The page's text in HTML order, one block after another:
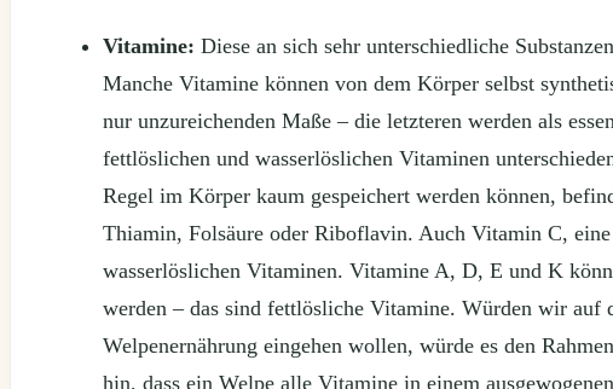
Vitamine: Diese an sich sehr unterschiedliche
Manche Vitamine können von dem Körper selbst
nur unzureichenden Maße – die letzteren werden als
fettlöslichen und wasserlöslichen Vitaminen
Regel im Körper kaum gespeichert werden können,
Thiamin, Folsäure oder Riboflavin. Auch Vitamin C,
wasserlöslichen Vitaminen. Vitamine A, D, E und K
werden – das sind fettlösliche Vitamine. Würden wir
Welpenernährung eingehen wollen, würde es den
hin, dass ein Welpe alle Vitamine in einem